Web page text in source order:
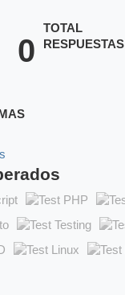
0
TOTAL
RESPUESTAS